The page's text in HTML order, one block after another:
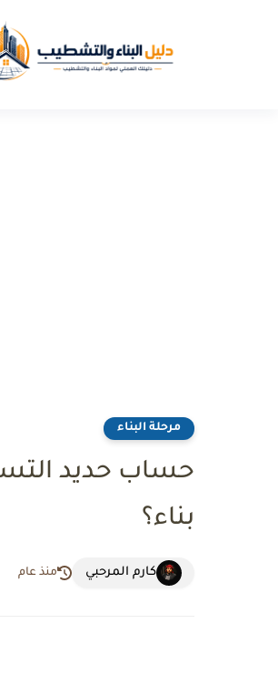
مرحلة البناء
حساب حديد
بناء؟
كارم المرحبي منذ عام